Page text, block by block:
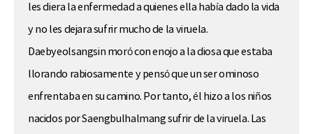
les diera la enfermedad a quienes ella había dado la vida
y no les dejara sufrir mucho de la viruela.
Daebyeolsangsin moró con enojo a la diosa que estaba
llorando rabiosamente y pensó que un ser ominoso
enfrentaba en su camino. Por tanto, él hizo a los niños
nacidos por Saengbulhalmang sufrir de la viruela. Las